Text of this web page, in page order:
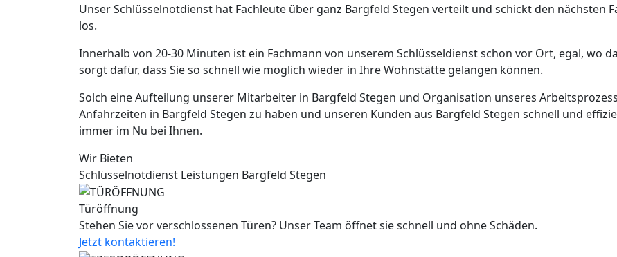
Unser Schlüsselnotdienst hat Fachleute über ganz Bargfeld Stegen verteilt und schickt den nächsten
los.
Innerhalb von 20-30 Minuten ist ein Fachmann von unserem Schlüsseldienst schon vor Ort, egal, wo
sorgt dafür, dass Sie so schnell wie möglich wieder in Ihre Wohnstätte gelangen können.
Solch eine Aufteilung unserer Mitarbeiter in Bargfeld Stegen und Organisation unseres
Anfahrzeiten in Bargfeld Stegen zu haben und unseren Kunden aus Bargfeld Stegen schnell und
immer im Nu bei Ihnen.
Wir Bieten
Schlüsselnotdienst Leistungen Bargfeld Stegen
Türöffnung
Stehen Sie vor verschlossenen Türen? Unser Team öffnet sie schnell und ohne Schäden.
Jetzt kontaktieren!